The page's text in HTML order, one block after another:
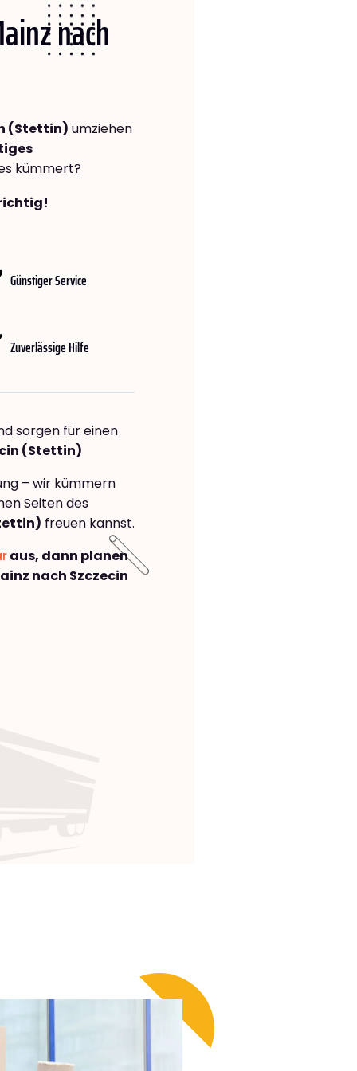
nach
(Stettin) umziehen
kümmert?
Günstiger Service
Zuverlässige Hilfe
sorgen für einen
(Stettin)
– wir kümmern
Seiten des
freuen kannst.
aus, dann planen
nach Szczecin